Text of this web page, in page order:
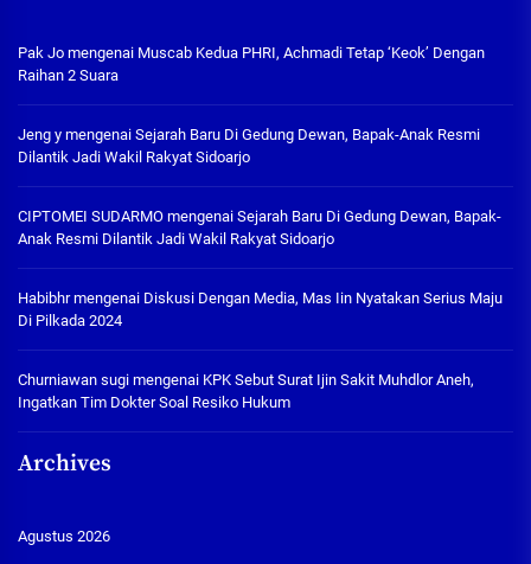
Pak Jo mengenai Muscab Kedua PHRI, Achmadi Tetap ‘Keok’ Dengan
Raihan 2 Suara
Jeng y mengenai Sejarah Baru Di Gedung Dewan, Bapak-Anak Resmi
Dilantik Jadi Wakil Rakyat Sidoarjo
CIPTOMEI SUDARMO mengenai Sejarah Baru Di Gedung Dewan, Bapak-
Anak Resmi Dilantik Jadi Wakil Rakyat Sidoarjo
Habibhrmengenai Diskusi Dengan Media, Mas Iin Nyatakan Serius Maju
Di Pilkada 2024
Churniawan sugi mengenai KPK Sebut Surat Ijin Sakit Muhdlor Aneh,
Ingatkan Tim Dokter Soal Resiko Hukum
Archives
Agustus 2026